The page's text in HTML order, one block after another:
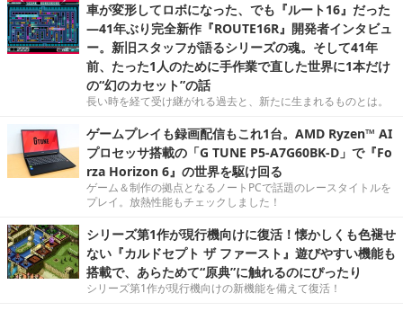
車が変形してロボになった、でも『ルート16』だった
―41年ぶり完全新作『ROUTE16R』開発者インタビュ
ー。新旧スタッフが語るシリーズの魂。そして41年
前、たった1人のために手作業で直した世界に1本だけ
の“幻のカセット”の話
長い時を経て受け継がれる過去と、新たに生まれるものとは。
ゲームプレイも録画配信もこれ1台。AMD Ryzen™ AI
プロセッサ搭載の「G TUNE P5-A7G60BK-D」で『Fo
rza Horizon 6』の世界を駆け回る
ゲーム＆制作の拠点となるノートPCで話題のレースタイトルを
プレイ。放熱性能もチェックしました！
シリーズ第1作が現行機向けに復活！懐かしくも色褪せ
ない『カルドセプト ザ ファースト』遊びやすい機能も
搭載で、あらためて“原典”に触れるのにぴったり
シリーズ第1作が現行機向けの新機能を備えて復活！